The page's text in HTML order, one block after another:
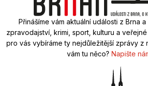
Přinášíme vám aktuální události z Brna
zpravodajství, krimi, sport, kulturu a
pro vás vybíráme ty nejdůležitější zprávy z
vám tu něco? Napište